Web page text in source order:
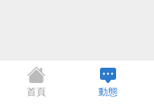
首頁 動態